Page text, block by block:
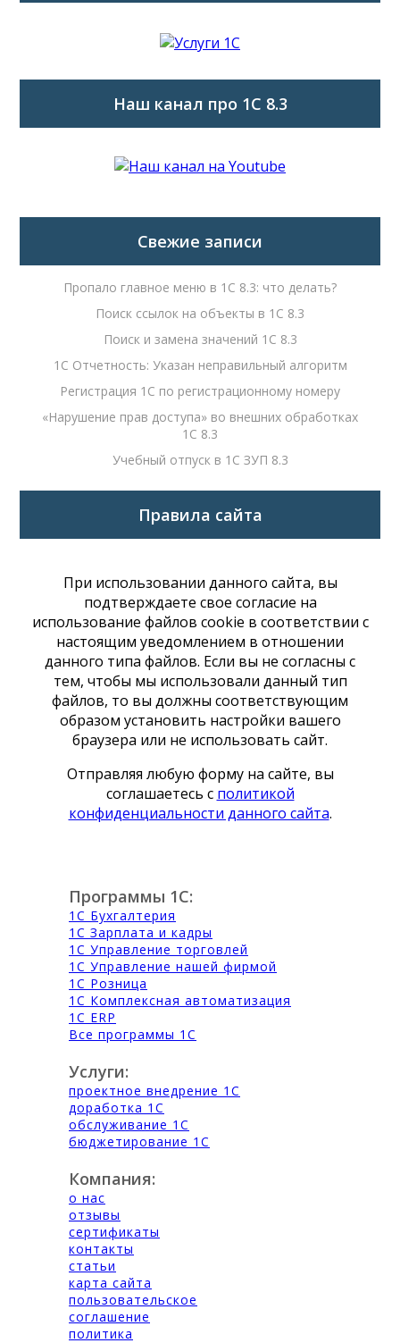
Наш канал про 1С 8.3
Свежие записи
Пропало главное меню в 1С 8.3: что делать?
Поиск ссылок на объекты в 1С 8.3
Поиск и замена значений 1С 8.3
1С Отчетность: Указан неправильный алгоритм
Регистрация 1С по регистрационному номеру
«Нарушение прав доступа» во внешних обработках
1С 8.3
Учебный отпуск в 1С ЗУП 8.3
Правила сайта
При использовании данного сайта, вы
подтверждаете свое согласие на
использование файлов cookie в соответствии с
настоящим уведомлением в отношении
данного типа файлов. Если вы не согласны с
тем, чтобы мы использовали данный тип
файлов, то вы должны соответствующим
образом установить настройки вашего
браузера или не использовать сайт.
Отправляя любую форму на сайте, вы
соглашаетесь с политикой
конфиденциальности данного сайта.
Программы 1С:
1С Бухгалтерия
1С Зарплата и кадры
1С Управление торговлей
1С Управление нашей фирмой
1С Розница
1С Комплексная автоматизация
1С ERP
Все программы 1С
Услуги:
проектное внедрение 1С
доработка 1С
обслуживание 1С
бюджетирование 1С
Компания:
о нас
отзывы
сертификаты
контакты
статьи
карта сайта
пользовательское
соглашение
политика